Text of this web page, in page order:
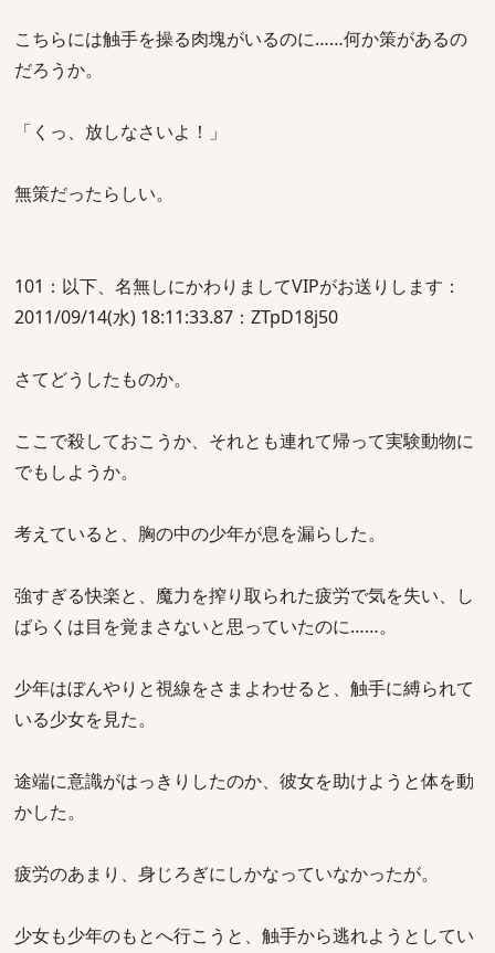
こちらには触手を操る肉塊がいるのに……何か策があるの
だろうか。
「くっ、放しなさいよ！」
無策だったらしい。
101：以下、名無しにかわりましてVIPがお送りします：
2011/09/14(水) 18:11:33.87：ZTpD18j50
さてどうしたものか。
ここで殺しておこうか、それとも連れて帰って実験動物に
でもしようか。
考えていると、胸の中の少年が息を漏らした。
強すぎる快楽と、魔力を搾り取られた疲労で気を失い、し
ばらくは目を覚まさないと思っていたのに……。
少年はぼんやりと視線をさまよわせると、触手に縛られて
いる少女を見た。
途端に意識がはっきりしたのか、彼女を助けようと体を動
かした。
疲労のあまり、身じろぎにしかなっていなかったが。
少女も少年のもとへ行こうと、触手から逃れようとしてい